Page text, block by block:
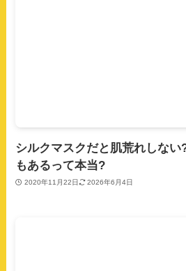
シルクマスクだと肌荒れしな
もあるって本当?
2020年11月22日 2026年6月4日